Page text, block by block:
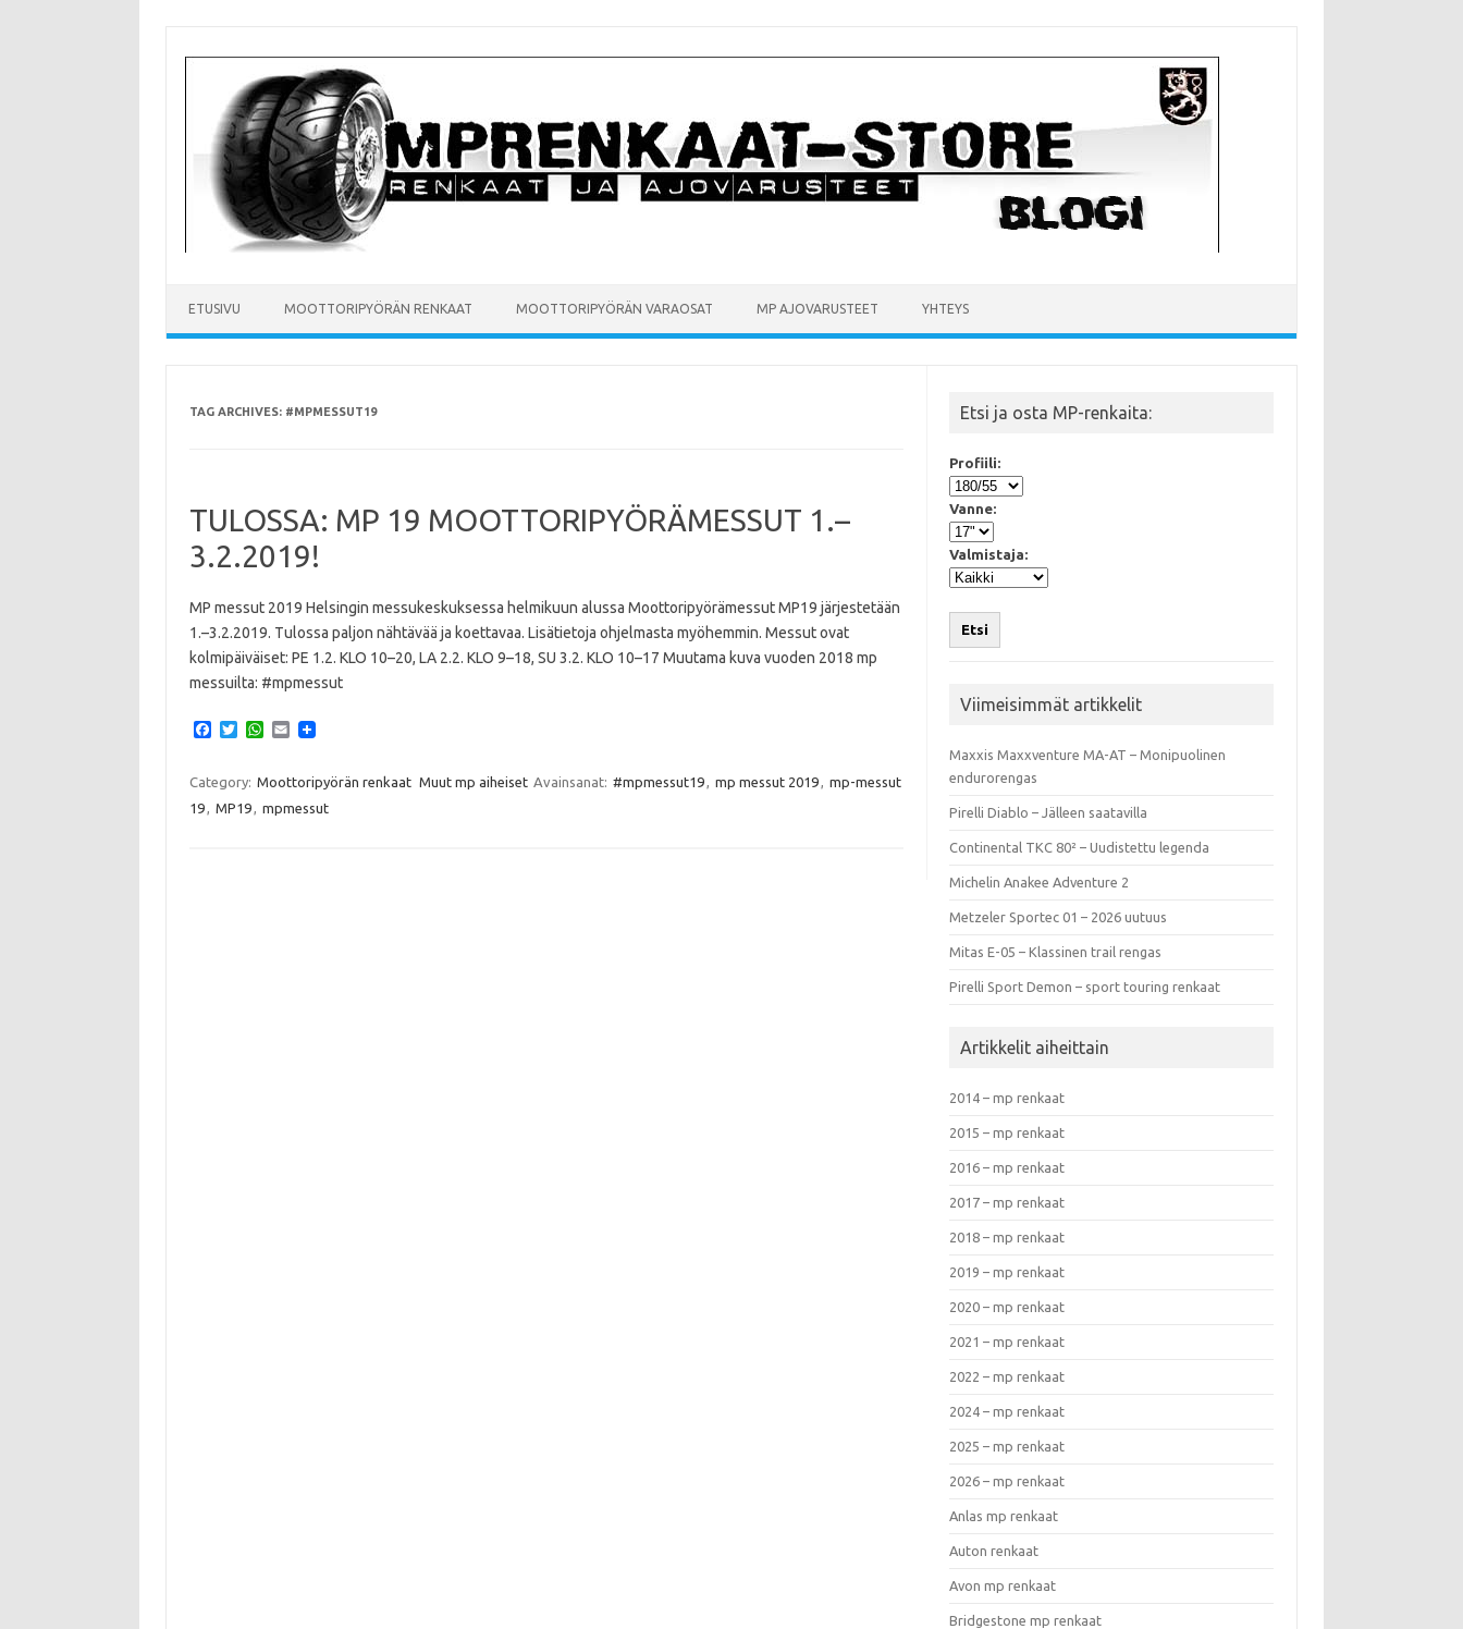
content
ETUSIVU MOOTTORIPYÖRÄN RENKAAT MOOTTORIPYÖRÄN VARAOSAT MP AJOVARUSTEET YHTEYS
TAG ARCHIVES: #MPMESSUT19
TULOSSA: MP 19 MOOTTORIPYÖRÄMESSUT 1.–
3.2.2019!
MP messut 2019 Helsingin messukeskuksessa helmikuun alussa Moottoripyörämessut MP19 järjestetään
1.–3.2.2019. Tulossa paljon nähtävää ja koettavaa. Lisätietoja ohjelmasta myöhemmin. Messut ovat
kolmipäiväiset: PE 1.2. KLO 10–20, LA 2.2. KLO 9–18, SU 3.2. KLO 10–17 Muutama kuva vuoden 2018 mp
messuilta: #mpmessut
e
b
o
T
t
t
e
W
t
A
E
i
Category: Moottoripyörän renkaat Muut mp aiheiset Avainsanat: #mpmessut19, mp messut 2019, mp-messut
19, MP19, mpmessut
Etsi ja osta MP-renkaita:
Profiili:
Vanne:
Valmistaja:
Etsi
Viimeisimmät artikkelit
Maxxis Maxxventure MA-AT – Monipuolinen
endurorengas
Pirelli Diablo – Jälleen saatavilla
Continental TKC 80² – Uudistettu legenda
Michelin Anakee Adventure 2
Metzeler Sportec 01 – 2026 uutuus
Mitas E-05 – Klassinen trail rengas
Pirelli Sport Demon – sport touring renkaat
Artikkelit aiheittain
2014 – mp renkaat
2015 – mp renkaat
2016 – mp renkaat
2017 – mp renkaat
2018 – mp renkaat
2019 – mp renkaat
2020 – mp renkaat
2021 – mp renkaat
2022 – mp renkaat
2024 – mp renkaat
2025 – mp renkaat
2026 – mp renkaat
Anlas mp renkaat
Auton renkaat
Avon mp renkaat
Bridgestone mp renkaat